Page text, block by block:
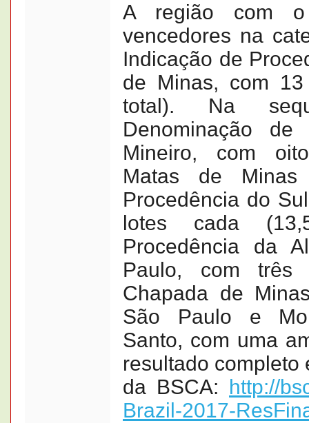
A região com
vencedores na
Indicação de
de Minas, com
total). Na
Denominação
Mineiro, com
Matas de
Procedência do
lotes cada
Procedência da
Paulo, com três
Chapada de
São Paulo e
Santo, com uma
resultado completo
da BSCA:
http://
Brazil-2017-